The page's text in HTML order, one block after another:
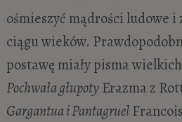
ośmieszyć mądrości ludowe
ciągu wieków.
postawę miały pisma
Pochwała głupotyErazma z
Gargantua i PantagruelFrancois